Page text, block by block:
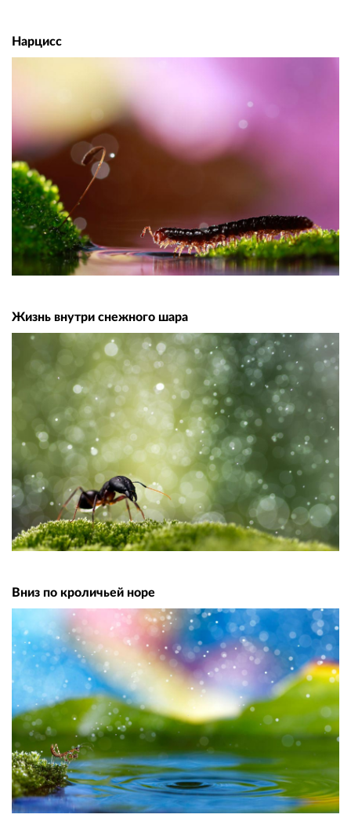
Нарцисс
Жизнь внутри снежного шара
Вниз по кроличьей норе